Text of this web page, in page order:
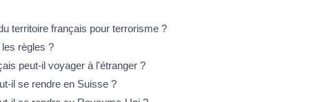
territoire français pour terrorisme ?
règles ?
peut-il voyager à l'étranger ?
il se rendre en Suisse ?